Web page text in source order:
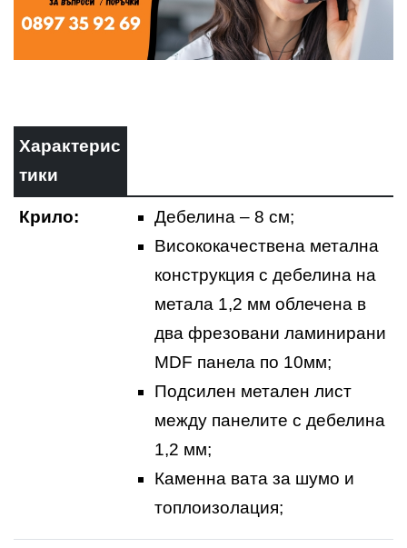
Характерис
тики
Крило:
Дебелина – 8 см;
Висококачествена метална
конструкция с дебелина на
метала 1,2 мм облечена в
два фрезовани ламинирани
MDF панела по 10мм;
Подсилен метален лист
между панелите с дебелина
1,2 мм;
Каменна вата за шумо и
топлоизолация;